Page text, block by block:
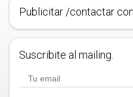
Publicitar /contactar
Suscribite al mailing.